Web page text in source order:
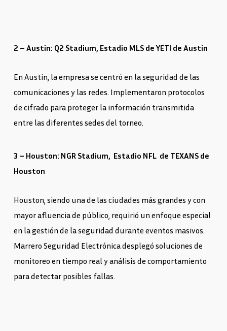
2 – Austin: Q2 Stadium, Estadio MLS de YETI de Austin
En Austin, la empresa se centró en la seguridad de las
comunicaciones y las redes. Implementaron protocolos
de cifrado para proteger la información transmitida
entre las diferentes sedes del torneo.
3 – Houston: NGR Stadium, Estadio NFL de TEXANS de
Houston
Houston, siendo una de las ciudades más grandes y con
mayor afluencia de público, requirió un enfoque especial
en la gestión de la seguridad durante eventos masivos.
Marrero Seguridad Electrónica desplegó soluciones de
monitoreo en tiempo real y análisis de comportamiento
para detectar posibles fallas.